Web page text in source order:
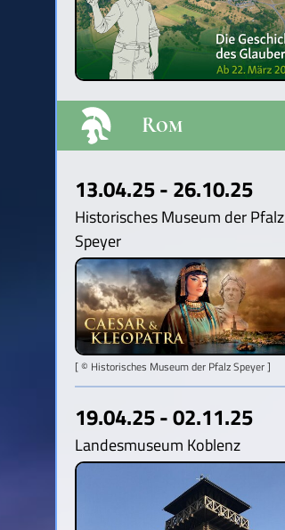
Rom
13.04.25 - 26.10.25
Historisches Museum der Pfalz
Speyer
[ © Historisches Museum der Pfalz Speyer ]
19.04.25 - 02.11.25
Landesmuseum Koblenz